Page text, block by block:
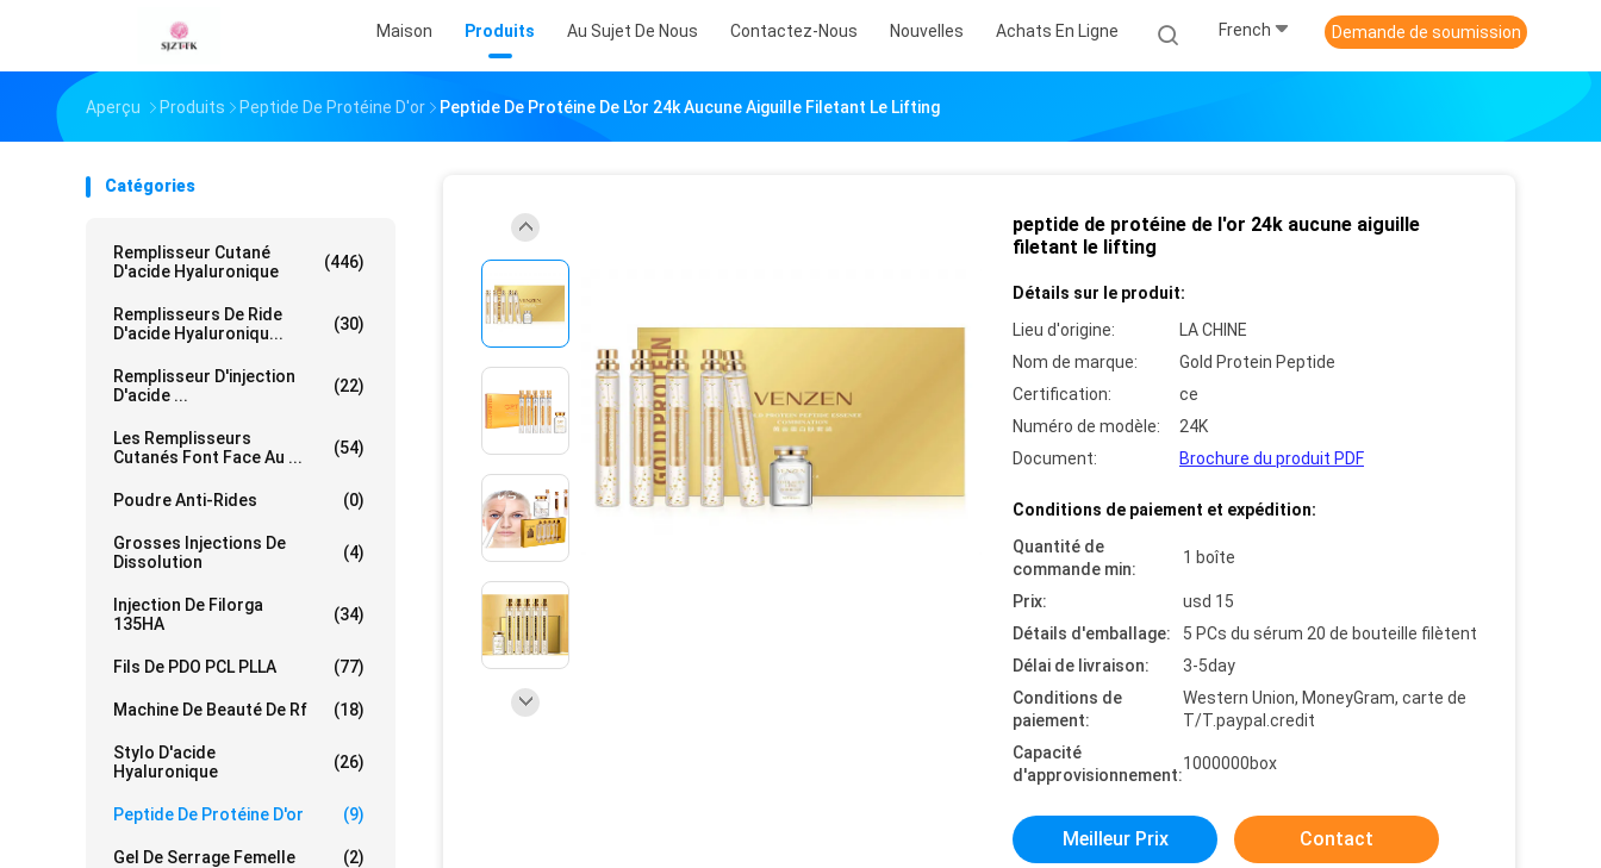
Maison Produits Au Sujet De Nous Contactez-Nous Nouvelles Achats En Ligne French Demande de soumission
Aperçu Produits Peptide De Protéine D'or Peptide De Protéine De L'or 24k Aucune Aiguille Filetant Le Lifting
Catégories
Remplisseur Cutané
D'acide Hyaluronique
(446)
Remplisseurs De Ride
D'acide Hyaluroniqu...
(30)
Remplisseur D'injection
D'acide ...
(22)
Les Remplisseurs
Cutanés Font Face Au ...
(54)
Poudre Anti-Rides (0)
Grosses Injections De
Dissolution
(4)
Injection De Filorga
135HA
(34)
Fils De PDO PCL PLLA (77)
Machine De Beauté De Rf (18)
Stylo D'acide
Hyaluronique
(26)
Peptide De Protéine D'or (9)
Gel De Serrage Femelle (2)
peptide de protéine de l'or 24k aucune aiguille
filetant le lifting
Détails sur le produit:
Lieu d'origine:
LA CHINE
Nom de marque:
Gold Protein Peptide
Certification:
ce
Numéro de modèle:
24K
Document:
Brochure du produit PDF
Conditions de paiement et expédition:
Quantité de
commande min:
1 boîte
Prix:
usd 15
Détails d'emballage:
5 PCs du sérum 20 de bouteille filètent
Délai de livraison:
3-5day
Conditions de
paiement:
Western Union, MoneyGram, carte de
T/T.paypal.credit
Capacité
d'approvisionnement:
1000000box
Meilleur Prix Contact